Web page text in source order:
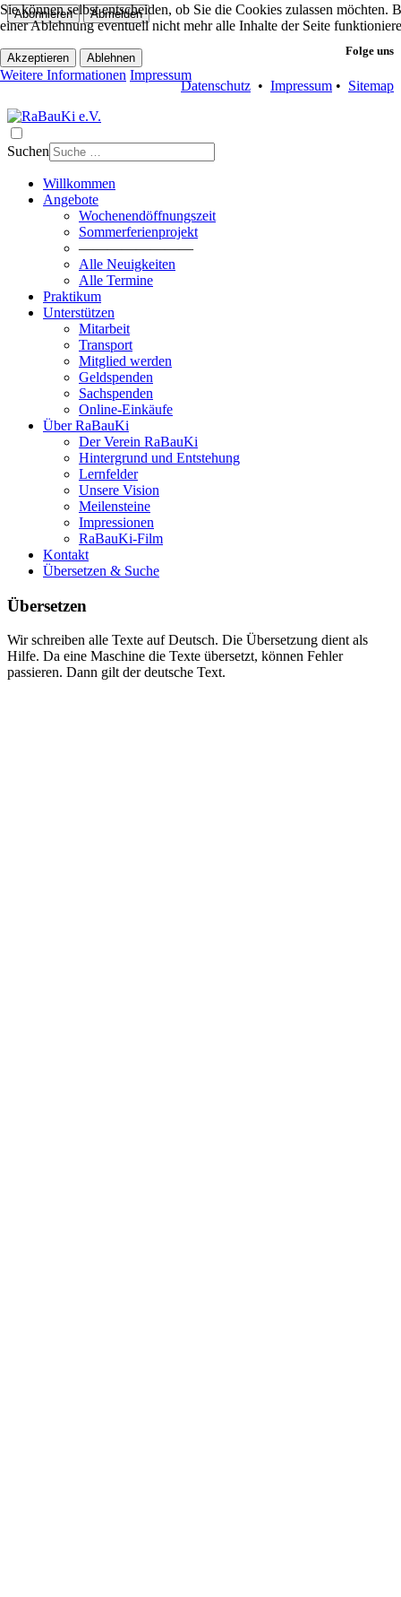
Abonnieren Abmelden
Folge uns
Datenschutz • Impressum • Sitemap
Suchen
Willkommen
Angebote
Wochenendöffnungszeit
Sommerferienprojekt
————————
Alle Neuigkeiten
Alle Termine
Praktikum
Unterstützen
Mitarbeit
Transport
Mitglied werden
Geldspenden
Sachspenden
Online-Einkäufe
Über RaBauKi
Der Verein RaBauKi
Hintergrund und Entstehung
Lernfelder
Unsere Vision
Meilensteine
Impressionen
RaBauKi-Film
Kontakt
Übersetzen & Suche
Übersetzen
Wir schreiben alle Texte auf Deutsch. Die Übersetzung dient als
Hilfe. Da eine Maschine die Texte übersetzt, können Fehler
passieren. Dann gilt der deutsche Text.
Sie können selbst entscheiden, ob Sie die Cookies zulassen möchten.
einer Ablehnung eventuell nicht mehr alle Inhalte der Seite
Akzeptieren Ablehnen
Weitere Informationen Impressum